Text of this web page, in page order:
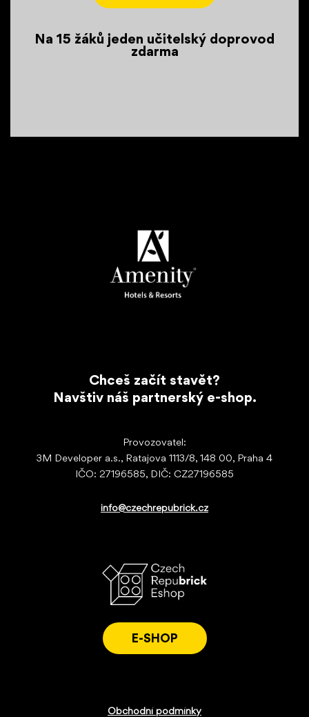
Na 15 žáků jeden učitelský doprovod
zdarma
Chceš začít stavět?
Navštiv náš partnerský e-shop.
Provozovatel:
3M Developer a.s., Ratajova 1113/8, 148 00, Praha 4
IČO: 27196585, DIČ: CZ27196585
info@czechrepubrick.cz
E-SHOP
Obchodní podmínky